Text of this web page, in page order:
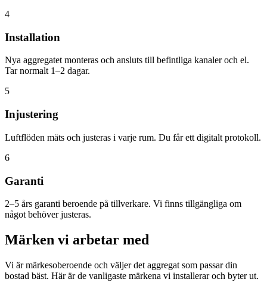
4
Installation
Nya aggregatet monteras och ansluts till befintliga kanaler och el.
Tar normalt 1–2 dagar.
5
Injustering
Luftflöden mäts och justeras i varje rum. Du får ett digitalt protokoll.
6
Garanti
2–5 års garanti beroende på tillverkare. Vi finns tillgängliga om
något behöver justeras.
Märken vi arbetar med
Vi är märkesoberoende och väljer det aggregat som passar din
bostad bäst. Här är de vanligaste märkena vi installerar och byter ut.